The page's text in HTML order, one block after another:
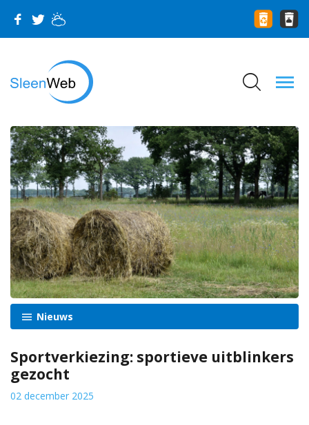
Nieuws
Sportverkiezing: sportieve uitblinkers
gezocht
02 december 2025